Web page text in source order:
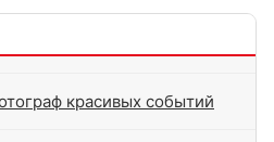
красивых событий